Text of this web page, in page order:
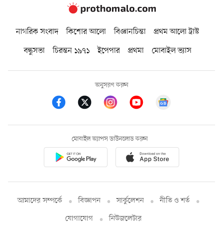
নাগরিক সংবাদ কিশোর আলো বিজ্ঞানচিন্তা
প্রথম আলো ট্রাস্ট
বন্ধুসভা
চিরন্তন ১৯৭১ ইপেপার প্রথমা মোবাইল ভ্যাস
অনুসরণ করুন
মোবাইল অ্যাপস ডাউনলোড করুন
আমাদের সম্পর্কে বিজ্ঞাপন সার্কুলেশন
নীতি ও শর্ত
যোগাযোগ
নিউজলেটার